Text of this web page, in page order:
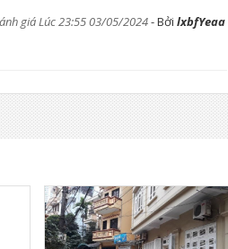
giá Lúc 23:55 03/05/2024- Bởi lxbfYeaa